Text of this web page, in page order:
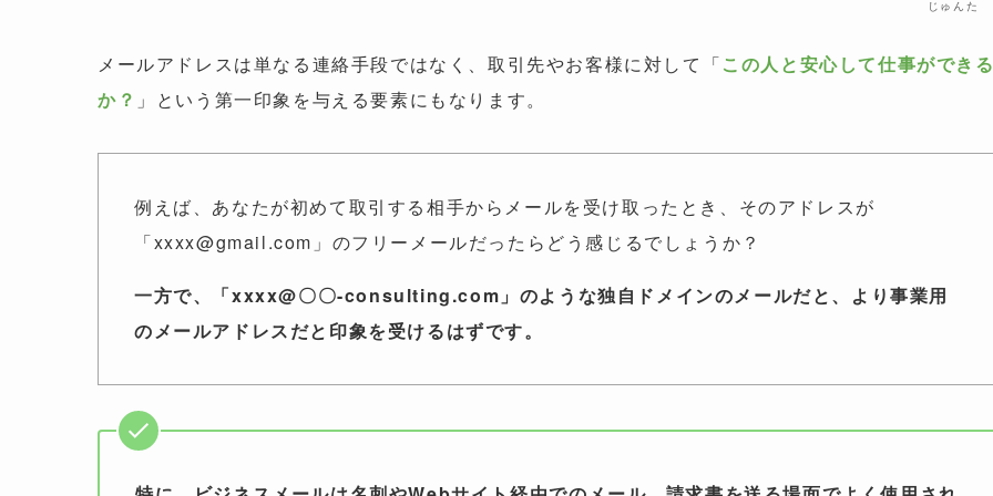
じゅんた
メールアドレスは単なる連絡手段ではなく、取引先やお客様に対して「この人と安心して仕事ができ
か？ 」という第一印象を与える要素にもなります。
例えば、あなたが初めて取引する相手からメールを受け取ったとき、そのアドレスが
「xxxx@gmail.com」のフリーメールだったらどう感じるでしょうか？
一方で、「xxxx@〇〇-consulting.com 」のような独自ドメインのメールだと、より事業用
のメールアドレスだと印象を受けるはずです。